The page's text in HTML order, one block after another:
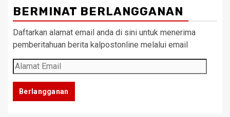
BERMINAT BERLANGGANAN
Daftarkan alamat email anda di sini untuk menerima
pemberitahuan berita kalpostonline melalui email
Alamat
Email
Berlangganan